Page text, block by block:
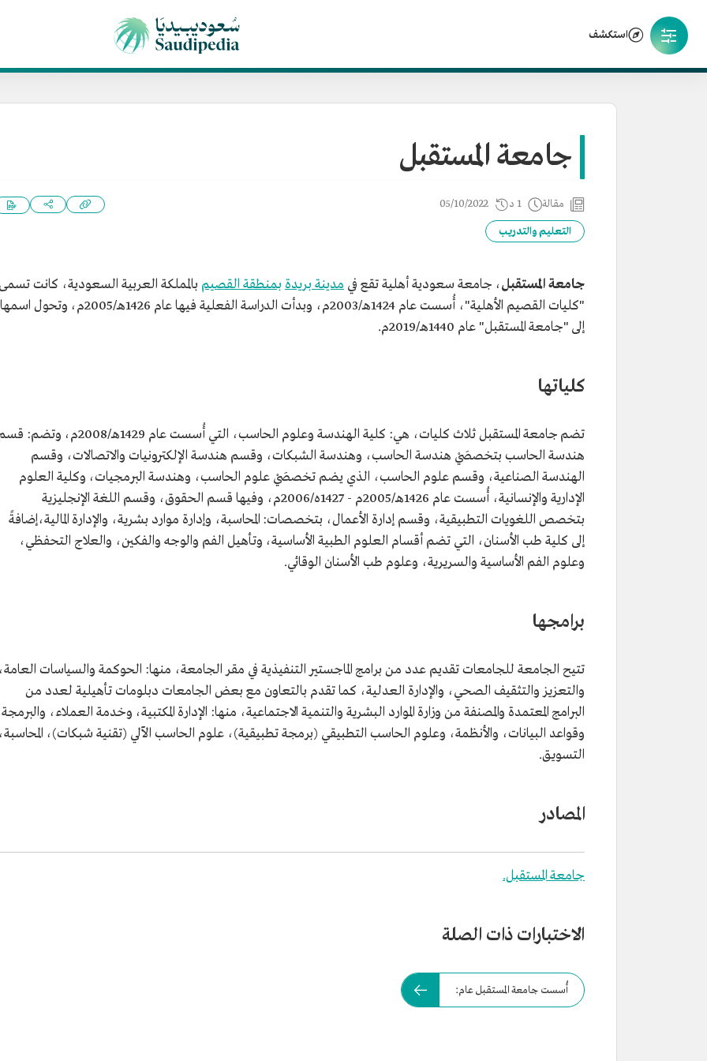
استكشف
جامعة المستقبل
مقالة 1 د 05/10/2022
التعليم والتدريب
جامعة المستقبل، جامعة سعودية أهلية تقع في مدينة بريدة بمنطقة القصيم بالمملكة العربية السعودية، كانت تسمى
"كليات القصيم الأهلية"، أُسست عام 1424هـ/2003م، وبدأت الدراسة الفعلية فيها عام 1426هـ/2005م، وتحول اسمها
إلى "جامعة المستقبل" عام 1440هـ/2019م.
كلياتها
تضم جامعة المستقبل ثلاث كليات، هي: كلية الهندسة وعلوم الحاسب، التي أُسست عام 1429هـ/2008م،
هندسة الحاسب بتخصصَيْ هندسة الحاسب، وهندسة الشبكات، وقسم هندسة الإلكترونيات والاتصالات، وقسم
الهندسة الصناعية، وقسم علوم الحاسب، الذي يضم تخصصَيْ علوم الحاسب، وهندسة البرمجيات، وكلية العلوم
الإدارية والإنسانية، أُسست عام 1426هـ/2005م - 1427ه/2006م، وفيها قسم الحقوق، وقسم اللغة الإنجليزية
بتخصص اللغويات التطبيقية، وقسم إدارة الأعمال، بتخصصات: المحاسبة، وإدارة موارد بشرية، والإدارة المالية،إضافةً
إلى كلية طب الأسنان، التي تضم أقسام العلوم الطبية الأساسية، وتأهيل الفم والوجه والفكين، والعلاج التحفظي،
وعلوم الفم الأساسية والسريرية، وعلوم طب الأسنان الوقائي.
برامجها
تتيح الجامعة للجامعات تقديم عدد من برامج الماجستير التنفيذية في مقر الجامعة، منها: الحوكمة والسياسات العامة،
والتعزيز والتثقيف الصحي، والإدارة العدلية، كما تقدم بالتعاون مع بعض الجامعات دبلومات تأهيلية لعدد من
البرامج المعتمدة والمصنفة من وزارة الموارد البشرية والتنمية الاجتماعية، منها: الإدارة المكتبية، وخدمة العملاء، والبرمجة
وقواعد البيانات، والأنظمة، وعلوم الحاسب التطبيقي (برمجة تطبيقية)، علوم الحاسب الآلي (تقنية شبكات)، المحاسبة،
التسويق.
المصادر
جامعة المستقبل.
الاختبارات ذات الصلة
أُسست جامعة المستقبل عام: